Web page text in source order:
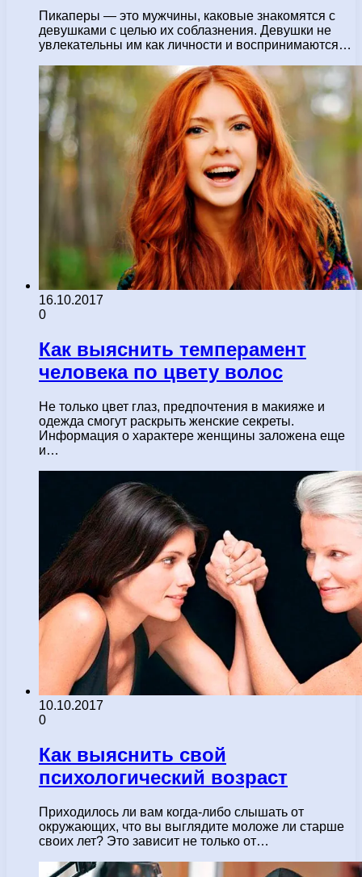
Пикаперы — это мужчины, каковые знакомятся с
девушками с целью их соблазнения. Девушки не
увлекательны им как личности и воспринимаются…
16.10.2017
0
Как выяснить темперамент
человека по цвету волос
Не только цвет глаз, предпочтения в макияже и
одежда смогут раскрыть женские секреты.
Информация о характере женщины заложена еще
и…
10.10.2017
0
Как выяснить свой
психологический возраст
Приходилось ли вам когда-либо слышать от
окружающих, что вы выглядите моложе ли старше
своих лет? Это зависит не только от…